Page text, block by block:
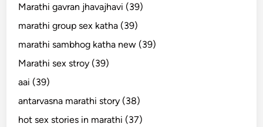
Marathi gavran jhavajhavi (39)
marathi group sex katha (39)
marathi sambhog katha new (39)
Marathi sex stroy (39)
aai (39)
antarvasna marathi story (38)
hot sex stories in marathi (37)